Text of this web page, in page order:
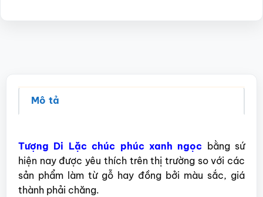
Mô tả
Tượng Di Lặc chúc phúc xanh ngọc bằng sứ
hiện nay được yêu thích trên thị trường so với các
sản phẩm làm từ gỗ hay đồng bởi màu sắc, giá
thành phải chăng.